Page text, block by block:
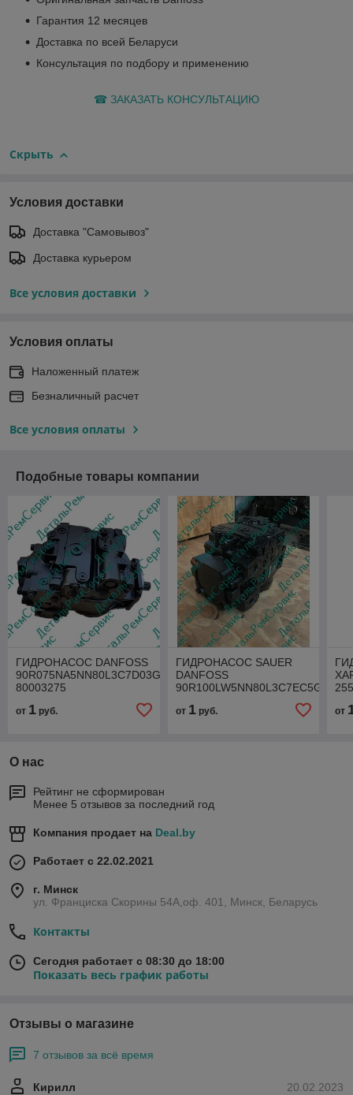
Гарантия 12 месяцев
Доставка по всей Беларуси
Консультация по подбору и применению
☎ ЗАКАЗАТЬ КОНСУЛЬТАЦИЮ
Скрыть
Условия доставки
Доставка "Самовывоз"
Доставка курьером
Все условия доставки
Условия оплаты
Наложенный платеж
Безналичный расчет
Все условия оплаты
Подобные товары компании
ГИДРОНАСОС DANFOSS
90R075NA5NN80L3C7D03GLA424226
80003275
от 1 руб.
ГИДРОНАСОС SAUER
DANFOSS
90R100LW5NN80L3C7EC5GBA
от 1руб. от
О нас
Рейтинг не сформирован
Менее 5 отзывов за последний год
Компания продает на Deal.by
Работает с 22.02.2021
г. Минск
ул. Франциска Скорины 54А,оф. 401, Минск, Беларусь
Контакты
Сегодня работает с 08:30 до 18:00
Показать весь график работы
Отзывы о магазине
7 отзывов за всё время
20.02.2023
Кирилл